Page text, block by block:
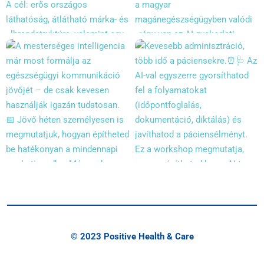
© 2023 Positive Health & Care